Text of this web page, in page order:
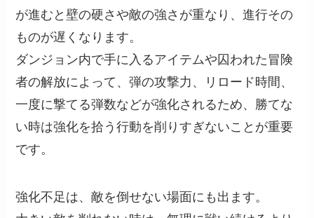
が進むと壁の硬さや敵の強さが重なり、進行その
ものが遅くなります。
ダンジョン内で手に入るアイテムや囚われた冒険
者の解放によって、弾の攻撃力、リロード時間、
一度に撃てる弾数などが強化されるため、勝てな
い時は強化を拾う行動を削りすぎないことが重要
です。
強化不足は、敵を倒せない場面にも出ます。